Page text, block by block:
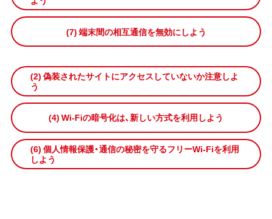
(7) 端末間の相互通信を無効にしよう
(2) 偽装されたサイトにアクセスしていないか注意しよ
う
(4) Wi-Fiの暗号化は、新しい方式を利用しよう
(6) 個人情報保護・通信の秘密を守るフリーWi-Fiを利用
しよう